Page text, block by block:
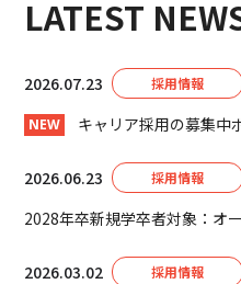
LATEST
2026.07.23 採用情報
NEW キャリア採用の募集中
2026.06.23 採用情報
2028年卒新規学卒者対象：オ
2026.03.02 採用情報